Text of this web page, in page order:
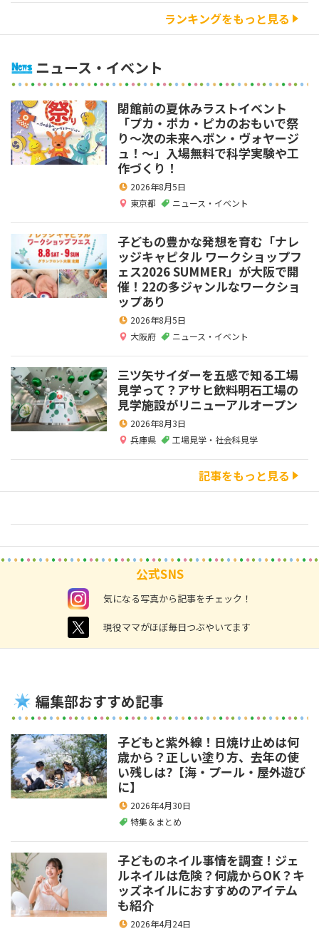
ランキングをもっと見る
ニュース・イベント
閉館前の夏休みラストイベント
「プカ・ポカ・ピカのおもいで祭
り～次の未来へボン・ヴォヤージ
ュ！～」入場無料で科学実験や工
作づくり！
2026年8月5日
東京都
ニュース・イベント
子どもの豊かな発想を育む「ナレ
ッジキャピタル ワークショップフ
ェス2026 SUMMER」が大阪で開
催！22の多ジャンルなワークショ
ップあり
2026年8月5日
大阪府
ニュース・イベント
三ツ矢サイダーを五感で知る工場
見学って？アサヒ飲料明石工場の
見学施設がリニューアルオープン
2026年8月3日
兵庫県
工場見学・社会科見学
記事をもっと見る
公式SNS
instagram 気になる写真から記事をチェック！
twitter 現役ママがほぼ毎日つぶやいてます
編集部おすすめ記事
子どもと紫外線！日焼け止めは何
歳から？正しい塗り方、去年の使
い残しは?【海・プール・屋外遊び
に】
2026年4月30日
特集＆まとめ
子どものネイル事情を調査！ジェ
ルネイルは危険？何歳からOK？キ
ッズネイルにおすすめのアイテム
も紹介
2026年4月24日